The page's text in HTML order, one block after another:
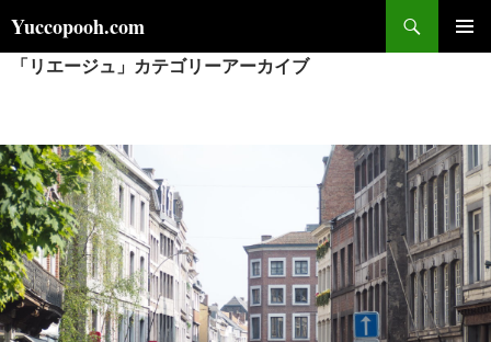
ン
へ
ス
キ
ッ
プ
Yuccopooh.com
索
「リエージュ」カテゴリーアーカイブ